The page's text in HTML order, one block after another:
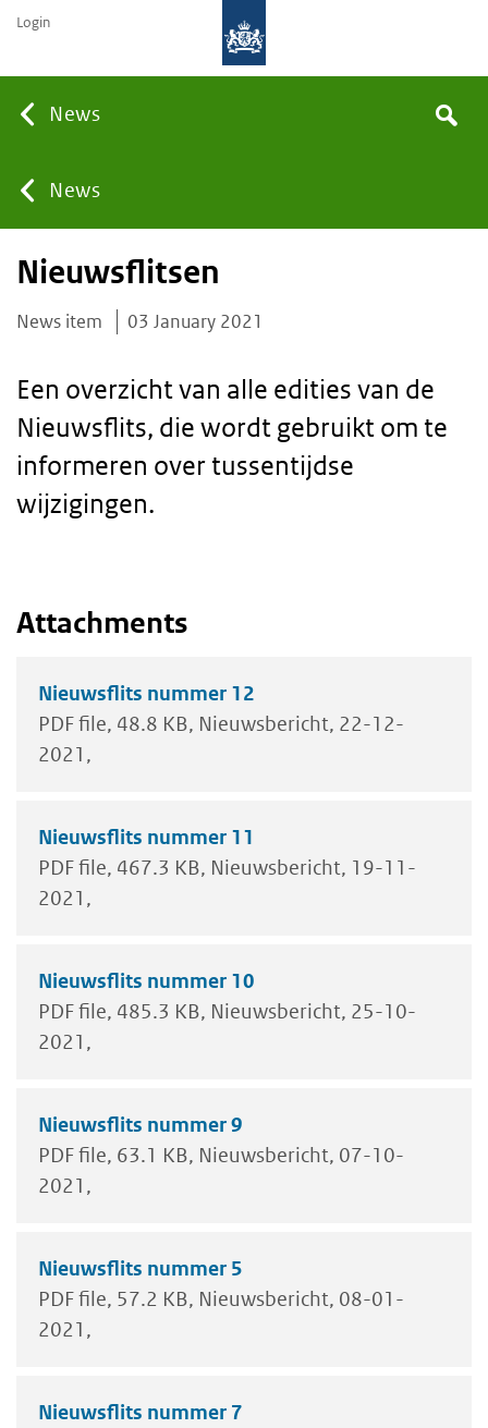
News
You
are
News
the
Search
Login
Nieuwsflitsen
News item 03 January 2021
Een overzicht van alle edities van de
Nieuwsflits, die wordt gebruikt om te
informeren over tussentijdse
wijzigingen.
Body
Attachments
Nieuwsflits nummer 12
PDF file 48.8 KB Nieuwsbericht 22-12-
2021
Nieuwsflits nummer 11
PDF file 467.3 KB Nieuwsbericht 19-11-
2021
Nieuwsflits nummer 10
PDF file 485.3 KB Nieuwsbericht 25-10-
2021
Nieuwsflits nummer 9
PDF file 63.1 KB Nieuwsbericht 07-10-
2021
Nieuwsflits nummer 5
PDF file 57.2 KB Nieuwsbericht 08-01-
2021
Nieuwsflits nummer 7